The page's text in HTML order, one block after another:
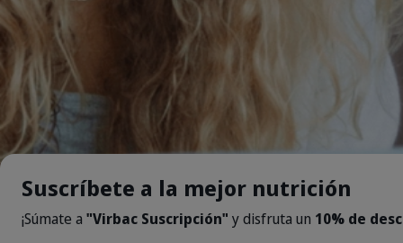
Suscríbete a la mejor nutrición
¡Súmate a "Virbac Suscripción" y disfruta un 10% de